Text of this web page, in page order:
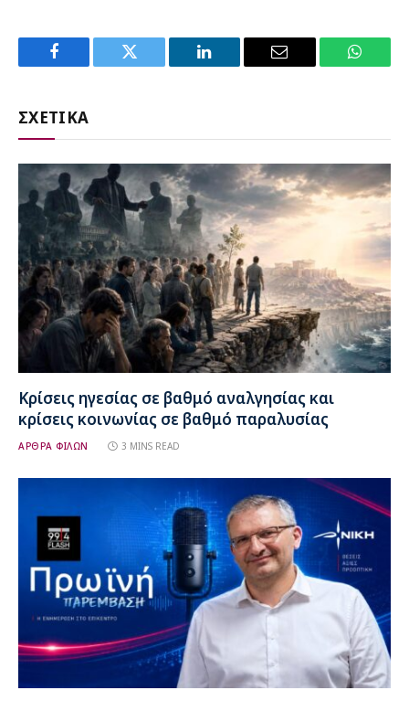
Facebook Twitter LinkedIn Email
ΣΧΕΤΙΚΑ
Κρίσεις ηγεσίας σε βαθμό αναλγησίας και
κρίσεις κοινωνίας σε βαθμό παραλυσίας
ΑΡΘΡΑ ΦΙΛΩΝ 3 MINS READ